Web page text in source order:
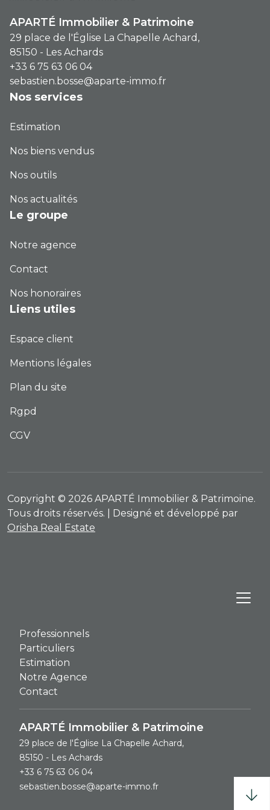
APARTÉ Immobilier & Patrimoine
29 place de l'Église La Chapelle Achard,
85150 - Les Achards
+33 6 75 63 06 04
sebastien.bosse@aparte-immo.fr
Nos services
Estimation
Nos biens vendus
Nos outils
Nos actualités
Le groupe
Notre agence
Contact
Nos honoraires
Liens utiles
Espace client
Mentions légales
Plan du site
Rgpd
CGV
Copyright © 2026 APARTÉ Immobilier & Patrimoine.
Tous droits réservés. | Designé et développé par
Orisha Real Estate
Professionnels
Particuliers
Estimation
Notre Agence
Contact
APARTÉ Immobilier & Patrimoine
29 place de l'Église La Chapelle Achard,
85150 - Les Achards
+33 6 75 63 06 04
sebastien.bosse@aparte-immo.fr